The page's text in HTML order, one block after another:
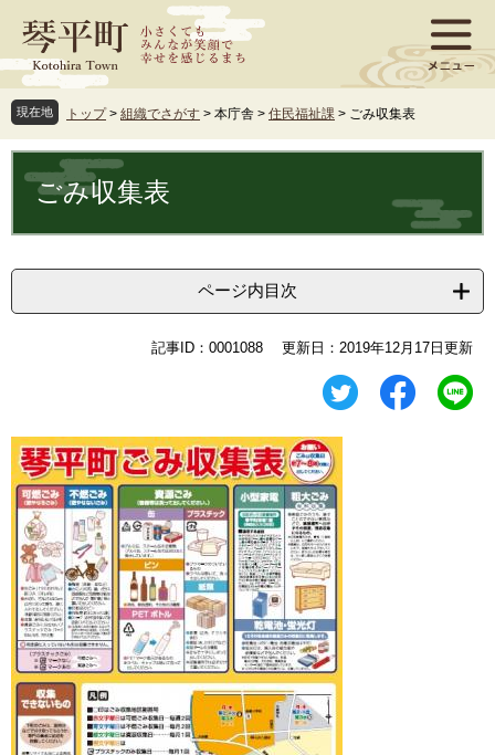
ジ
先
頭
で
ュ
を
飛
ば
へ
現在地 トップ > 組織でさがす > 本庁舎 > 住民福祉課 > ごみ収集表
文
ごみ収集表
ページ内目次
記事ID：0001088 更新日：2019年12月17日更新